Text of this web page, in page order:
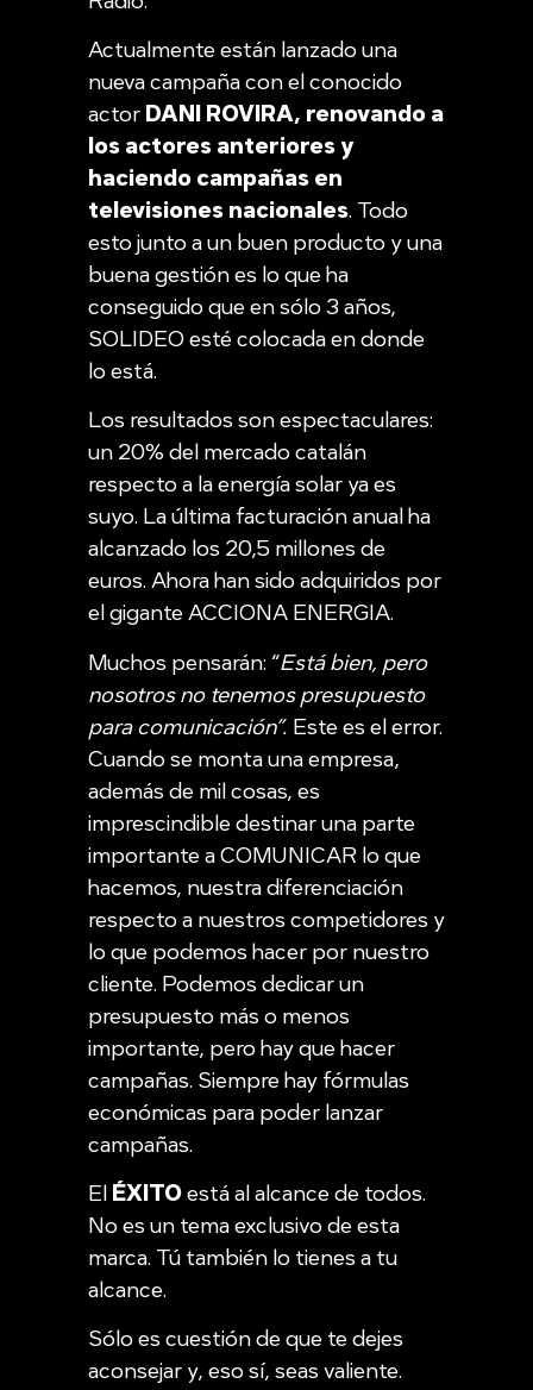
Actualmente están lanzado una
nueva campaña con el conocido
actor DANI ROVIRA, renovando a
los actores anteriores y
haciendo campañas en
televisiones nacionales. Todo
esto junto a un buen producto y una
buena gestión es lo que ha
conseguido que en sólo 3 años,
SOLIDEO esté colocada en donde
lo está.
Los resultados son espectaculares:
un 20% del mercado catalán
respecto a la energía solar ya es
suyo. La última facturación anual ha
alcanzado los 20,5 millones de
euros. Ahora han sido adquiridos por
el gigante ACCIONA ENERGIA.
Muchos pensarán: “Está bien, pero
nosotros no tenemos presupuesto
para comunicación”. Este es el error.
Cuando se monta una empresa,
además de mil cosas, es
imprescindible destinar una parte
importante a COMUNICAR lo que
hacemos, nuestra diferenciación
respecto a nuestros competidores y
lo que podemos hacer por nuestro
cliente. Podemos dedicar un
presupuesto más o menos
importante, pero hay que hacer
campañas. Siempre hay fórmulas
económicas para poder lanzar
campañas.
El ÉXITOestá al alcance de todos.
No es un tema exclusivo de esta
marca. Tú también lo tienes a tu
alcance.
Sólo es cuestión de que te dejes
aconsejar y, eso sí, seas valiente.